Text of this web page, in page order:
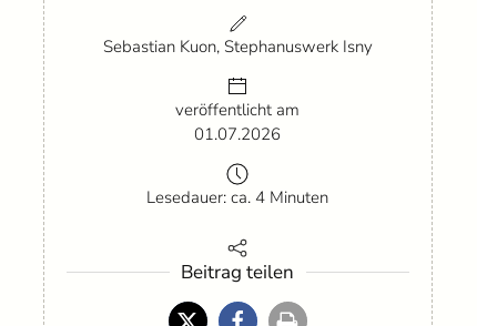
Sebastian Kuon, Stephanuswerk Isny
veröffentlicht am
01.07.2026
Lesedauer: ca. 4 Minuten
Beitrag teilen